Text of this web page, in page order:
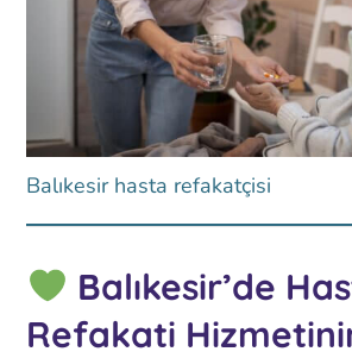
Balıkesir hasta refakatçisi
Balıkesir’de
Refakati